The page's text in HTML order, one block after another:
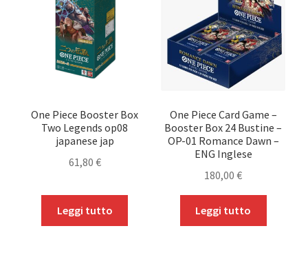
One Piece Booster Box
Two Legends op08
japanese jap
61,80 €
Leggi tutto
One Piece Card Game –
Booster Box 24 Bustine –
OP-01 Romance Dawn –
ENG Inglese
180,00€
Leggi tutto